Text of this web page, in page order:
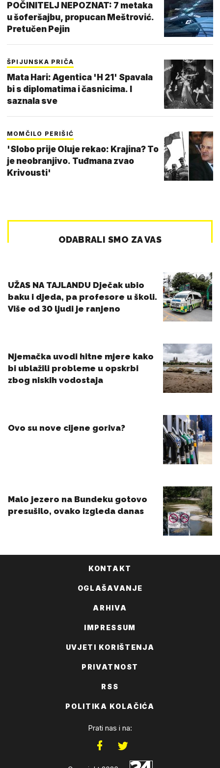
POČINITELJ NEPOZNAT: 7 metaka
u šoferšajbu, propucan Meštrović.
Pretučen Pejin
ŠPIJUNSKA PRIČA
Mata Hari: Agentica 'H 21' Spavala
bi s diplomatima i časnicima. I
saznala sve
MOMČILO PERIŠIĆ
'Slobo prije Oluje rekao: Krajina? To
je neobranjivo. Tuđmana zvao
Krivousti'
KONTAKT
OGLAŠAVANJE
ARHIVA
IMPRESSUM
UVJETI KORIŠTENJA
PRIVATNOST
RSS
POLITIKA KOLAČIĆA
Prati nas i na: